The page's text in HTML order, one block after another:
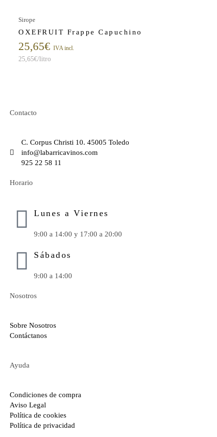
Sirope
OXEFRUIT Frappe Capuchino
25,65€ IVA incl.
25,65€/litro
Contacto
C. Corpus Christi 10. 45005 Toledo
info@labarricavinos.com
925 22 58 11
Horario
Lunes a Viernes
9:00 a 14:00 y 17:00 a 20:00
Sábados
9:00 a 14:00
Nosotros
Sobre Nosotros
Contáctanos
Ayuda
Condiciones de compra
Aviso Legal
Política de cookies
Política de privacidad